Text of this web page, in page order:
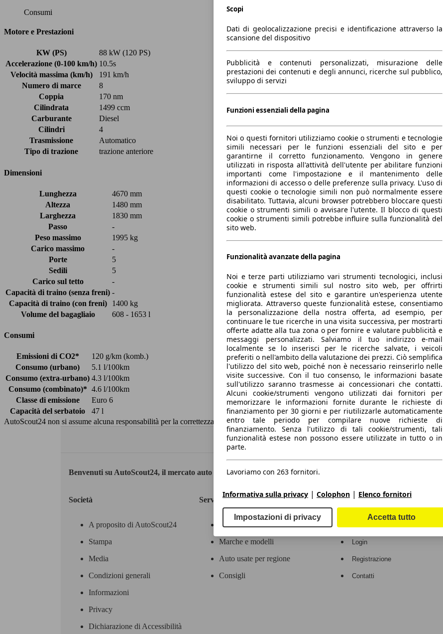
Consumi
Motore e Prestazioni
KW (PS)
88 kW (120 PS)
Accelerazione (0-100 km/h) 10.5s
Velocità massima (km/h)
191 km/h
Numero di marce
8
Coppia
170 nm
Cilindrata
1499 ccm
Carburante
Diesel
Cilindri
4
Trasmissione
Automatico
Tipo di trazione
trazione anteriore
Dimensioni
Lunghezza
4670 mm
Altezza
1480 mm
Larghezza
1830 mm
Passo
-
Peso massimo
1995 kg
Carico massimo
-
Porte
5
Sedili
5
Carico sul tetto
-
Capacità di traino (senza freni) -
Capacità di traino (con freni)
1400 kg
Volume del bagagliaio
608 - 1653 l
Consumi
Emissioni di CO2*
120 g/km (komb.)
Consumo (urbano)
5.1 l/100km
Consumo (extra-urbano) 4.3 l/100km
Consumo (combinato)* 4.6 l/100km
Classe di emissione
Euro 6
Capacità del serbatoio
47 l
AutoScout24 non si assume alcuna responsabilità per la correttezza dei dati.
Benvenuti su AutoScout24, il mercato auto europeo.
Società
A proposito di AutoScout24
Stampa
Media
Condizioni generali
Informazioni
Privacy
Dichiarazione di Accessibilità
Servizi
Contatti
Marche e modelli
Auto usate per regione
Consigli
Area rivenditori
Login
Registrazione
Contatti
Scopi
Dati di geolocalizzazione precisi e identificazione attraverso la
scansione del dispositivo
Pubblicità e contenuti personalizzati, misurazione delle
prestazioni dei contenuti e degli annunci, ricerche sul pubblico,
sviluppo di servizi
Funzioni essenziali della pagina
Noi o questi fornitori utilizziamo cookie o strumenti e tecnologie
simili necessari per le funzioni essenziali del sito e per
garantirne il corretto funzionamento. Vengono in genere
utilizzati in risposta all'attività dell'utente per abilitare funzioni
importanti come l'impostazione e il mantenimento delle
informazioni di accesso o delle preferenze sulla privacy. L'uso di
questi cookie o tecnologie simili non può normalmente essere
disabilitato. Tuttavia, alcuni browser potrebbero bloccare questi
cookie o strumenti simili o avvisare l'utente. Il blocco di questi
cookie o strumenti simili potrebbe influire sulla funzionalità del
sito web.
Funzionalità avanzate della pagina
Noi e terze parti utilizziamo vari strumenti tecnologici, inclusi
cookie e strumenti simili sul nostro sito web, per offrirti
funzionalità estese del sito e garantire un'esperienza utente
migliorata. Attraverso queste funzionalità estese, consentiamo
la personalizzazione della nostra offerta, ad esempio, per
continuare le tue ricerche in una visita successiva, per mostrarti
offerte adatte alla tua zona o per fornire e valutare pubblicità e
messaggi personalizzati. Salviamo il tuo indirizzo e-mail
localmente se lo inserisci per le ricerche salvate, i veicoli
preferiti o nell'ambito della valutazione dei prezzi. Ciò semplifica
l'utilizzo del sito web, poiché non è necessario reinserirlo nelle
visite successive. Con il tuo consenso, le informazioni basate
sull'utilizzo saranno trasmesse ai concessionari che contatti.
Alcuni cookie/strumenti vengono utilizzati dai fornitori per
memorizzare le informazioni fornite durante le richieste di
finanziamento per 30 giorni e per riutilizzarle automaticamente
entro tale periodo per compilare nuove richieste di
finanziamento. Senza l'utilizzo di tali cookie/strumenti, tali
funzionalità estese non possono essere utilizzate in tutto o in
parte.
Lavoriamo con 263 fornitori.
Informativa sulla privacy | Colophon | Elenco fornitori
Impostazioni di privacy Accetta tutto